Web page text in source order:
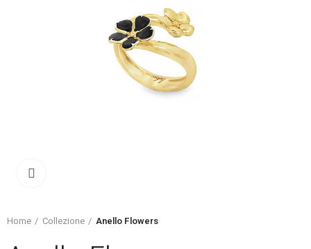
Home Collezione Anello Flowers